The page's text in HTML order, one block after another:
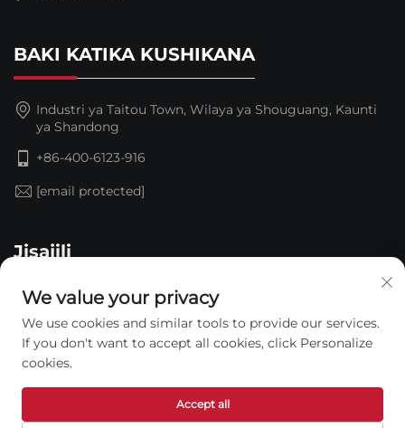
BAKI KATIKA KUSHIKANA
Industri ya Taitou Town, Wilaya ya Shouguang, Kaunti
ya Shandong
+86-400-6123-916
[email protected]
Jisajili
Copyright © 2026 Kampuni ya Teknolojia ya Usafi wa Maji
ya Shandong Jinding. Hakimiliki zote zimehifadhiwa. —
We value your privacy
We use cookies and similar tools to provide our services.
If you don't want to accept all cookies, click Personalize
cookies.
Accept all